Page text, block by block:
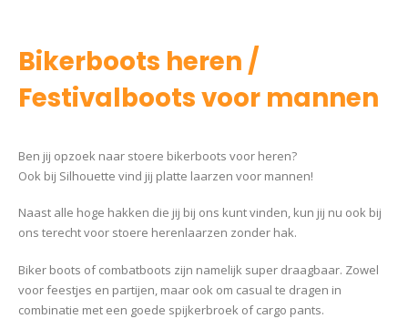
Bikerboots heren /
Festivalboots voor mannen
Ben jij opzoek naar stoere bikerboots voor heren?
Ook bij Silhouette vind jij platte laarzen voor mannen!
Naast alle hoge hakken die jij bij ons kunt vinden, kun jij nu ook bij
ons terecht voor stoere herenlaarzen zonder hak.
Biker boots of combatboots zijn namelijk super draagbaar. Zowel
voor feestjes en partijen, maar ook om casual te dragen in
combinatie met een goede spijkerbroek of cargo pants.